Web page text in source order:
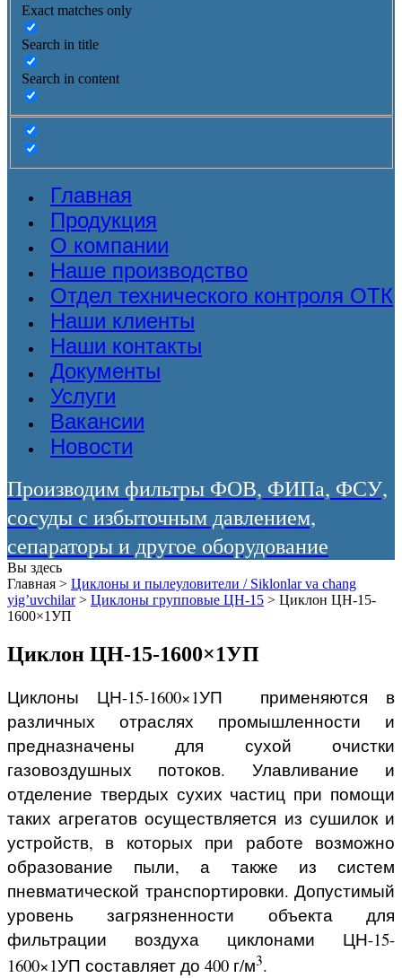
Exact matches only
Search in title
Search in content
Главная
Продукция
О компании
Наше производство
Отдел технического контроля ОТК
Наши клиенты
Наши контакты
Документы
Услуги
Вакансии
Новости
Производим фильтры ФОВ, ФИПа, ФСУ,
сосуды с избыточным давлением,
сепараторы и другое оборудование
Вы здесь
Главная > Циклоны и пылеуловители / Siklonlar va chang
yig’uvchilar > Циклоны групповые ЦН-15 > Циклон ЦН-15-
1600×1УП
Циклон ЦН-15-1600×1УП
Циклоны ЦН-15-1600×1УП применяются в
различных отраслях промышленности и
предназначены для сухой очистки
газовоздушных потоков. Улавливание и
отделение твердых сухих частиц при помощи
таких агрегатов осуществляется из сушилок и
устройств, в которых при работе возможно
образование пыли, а также из систем
пневматической транспортировки. Допустимый
уровень загрязненности объекта для
фильтрации воздуха циклонами ЦН-15-
1600×1УП составляет до 400 г/м3.